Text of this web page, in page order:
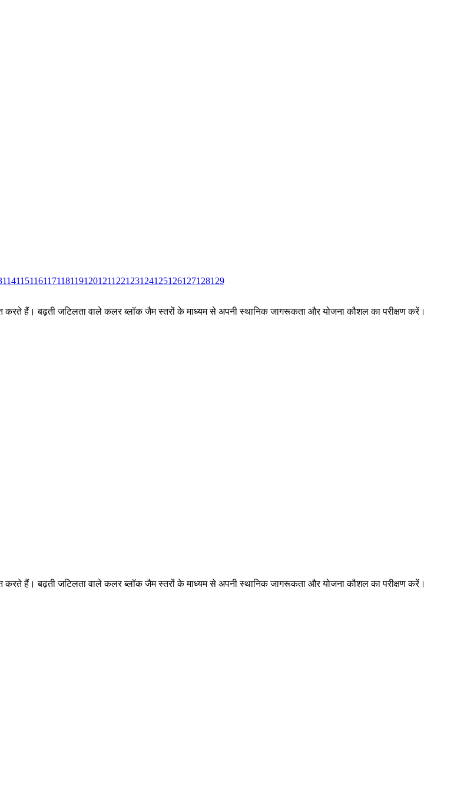
114115116117118119120121122123124125126127128129
करते हैं। बढ़ती जटिलता वाले कलर ब्लॉक जैम स्तरों के माध्यम से अपनी स्थानिक जागरूकता और योजना कौशल का परीक्षण करें।
करते हैं। बढ़ती जटिलता वाले कलर ब्लॉक जैम स्तरों के माध्यम से अपनी स्थानिक जागरूकता और योजना कौशल का परीक्षण करें।